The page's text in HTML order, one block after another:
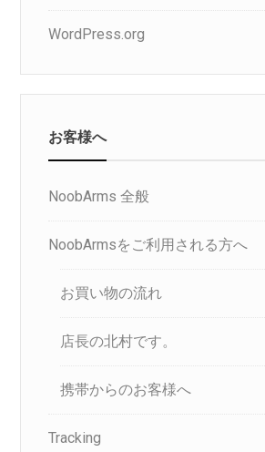
WordPress.org
お客様へ
NoobArms 全般
NoobArmsをご利用される方へ
お買い物の流れ
店長の北村です。
携帯からのお客様へ
Tracking